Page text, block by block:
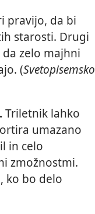
pravijo, da bi
starosti. Drugi
zelo majhni
(Svetopisemsko
Triletnik lahko
umazano
in celo
zmožnostmi.
ko bo delo